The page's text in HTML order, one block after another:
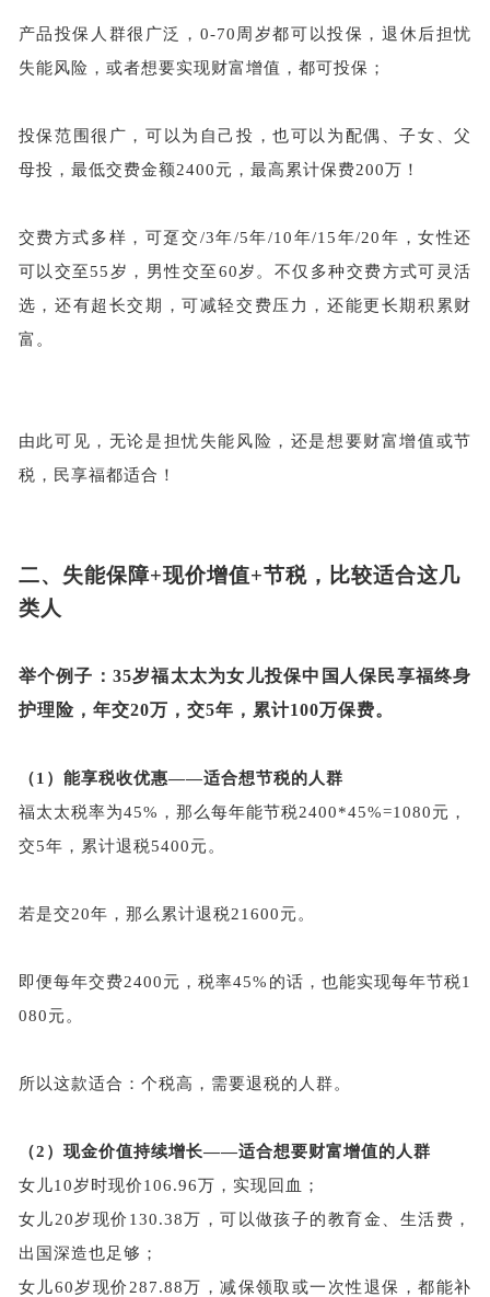
产品投保人群很广泛， 0-70周岁都可以投保，退休后担忧
失能风险，或者想要实现财富增值，都可投保；
投保范围很广，可以为自己投，也可以为配偶、子女、父
母投，最低交费金额2400元，最高累计保费200万！
交费方式多样，可趸交/3年/5年/10年/15年/20年，女性还
可以交至55岁，男性交至60岁。不仅多种交费方式可灵活
选，还有超长交期，可减轻交费压力，还能更长期积累财
富。
由此可见，无论是担忧失能风险，还是想要财富增值或节
税，民享福都适合！
二、 失能保障+现价增值+节税，比较适合这几
类人
举个例子： 35岁福太太为女儿投保中国人保民享福终身
护理险，年交20万，交5年，累计100万保费。
（1） 能享税收优惠——适合想节税的人群
福太太税率为45%，那么每年能节税2400*45%=1080元，
交5年，累计退税5400元。
若是交20年，那么累计退税21600元。
即便每年交费2400元，税率45%的话，也能实现每年节税1
080元。
所以这款适合：个税高，需要退税的人群。
（2） 现金价值持续增长——适合想要财富增值的人群
女儿10岁时现价106.96万，实现回血；
女儿20岁现价130.38万，可以做孩子的教育金、生活费，
出国深造也足够；
女儿60岁现价287.88万，减保领取或一次性退保，都能补